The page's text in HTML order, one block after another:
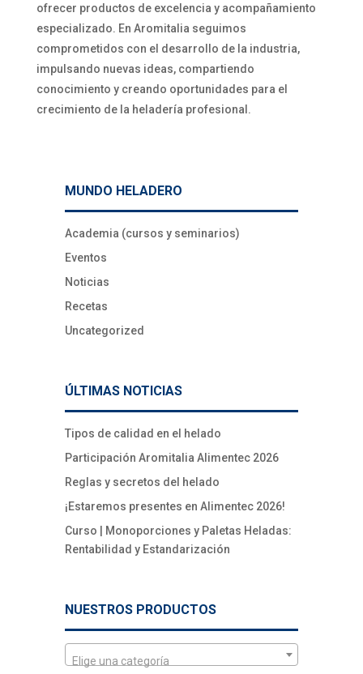
ofrecer productos de excelencia y acompañamiento
especializado. En Aromitalia seguimos
comprometidos con el desarrollo de la industria,
impulsando nuevas ideas, compartiendo
conocimiento y creando oportunidades para el
crecimiento de la heladería profesional.
MUNDO HELADERO
Academia (cursos y seminarios)
Eventos
Noticias
Recetas
Uncategorized
ÚLTIMAS NOTICIAS
Tipos de calidad en el helado
Participación Aromitalia Alimentec 2026
Reglas y secretos del helado
¡Estaremos presentes en Alimentec 2026!
Curso | Monoporciones y Paletas Heladas:
Rentabilidad y Estandarización
NUESTROS PRODUCTOS
Elige una categoría